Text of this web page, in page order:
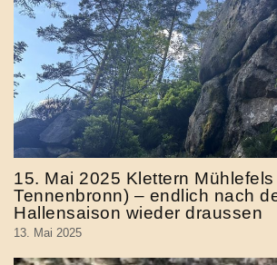
15. Mai 2025 Klettern
Tennenbronn) – endlich nach
Hallensaison wieder draussen
13. Mai 2025